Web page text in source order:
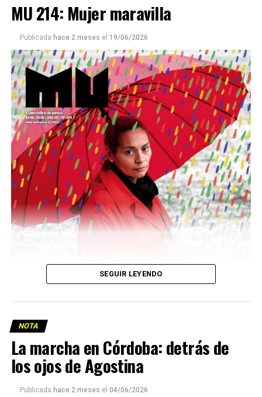
Este número 215 de MU ☝️viene con doble tapa, que
podría ser una frase:
Sin chamuyo, a remarla.
Descargar la Mu en PDF
Viaje a la vida en el Delta: Y la nave
MU 214: Mujer maravilla
Publicada hace 2 meses el 19/06/2026
SEGUIR LEYENDO
NOTA
La marcha en Córdoba: detrás de
los ojos de Agostina
Publicada hace 2 meses el 04/06/2026